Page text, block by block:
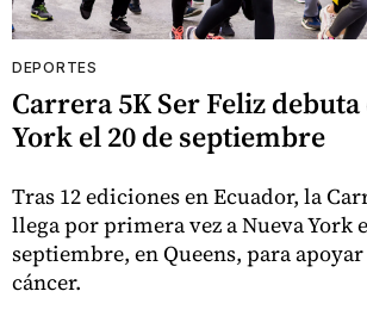
DEPORTES
Carrera 5K Ser Feliz debuta
York el 20 de septiembre
Tras 12 ediciones en Ecuador, la
llega por primera vez a Nueva York
septiembre, en Queens, para
cáncer.